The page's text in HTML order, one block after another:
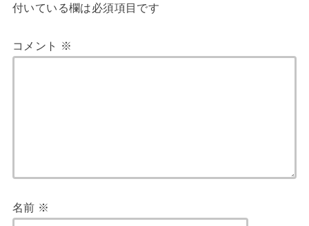
付いている欄は必須項目です
コメント ※
名前 ※